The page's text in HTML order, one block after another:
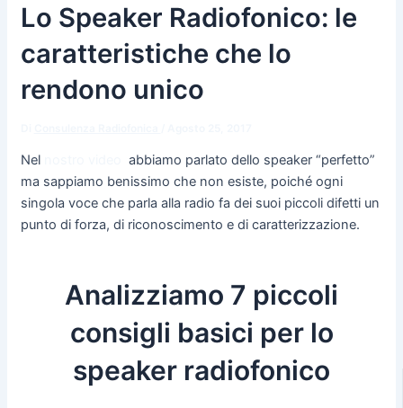
Lo Speaker Radiofonico: le
caratteristiche che lo
rendono unico
Nel
abbiamo parlato dello speaker “perfetto”
ma sappiamo benissimo che non esiste, poiché ogni
singola voce che parla alla radio fa dei suoi piccoli difetti un
punto di forza, di riconoscimento e di caratterizzazione.
Analizziamo 7 piccoli
consigli basici per lo
speaker radiofonico